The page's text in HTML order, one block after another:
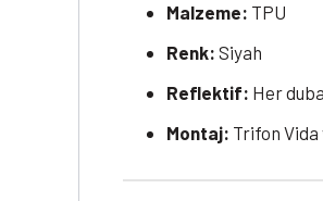
Malzeme: TPU
Renk: Siyah
Reflektif: Her
Montaj: Trifon